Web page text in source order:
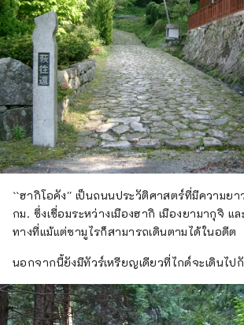
``ฮากิโอคัง'' เป็นถนนประวัติศาสตร์ที่มีความย
กม. ซึ่งเชื่อมระหว่างเมืองฮากิ เมืองยามากุจิ แล
ทางที่แม้แต่ซามูไรก็สามารถเดินตามได้ในอดีต
นอกจากนี้ยังมีทัวร์เหรียญเดียวที่ไกด์จะเดินไ